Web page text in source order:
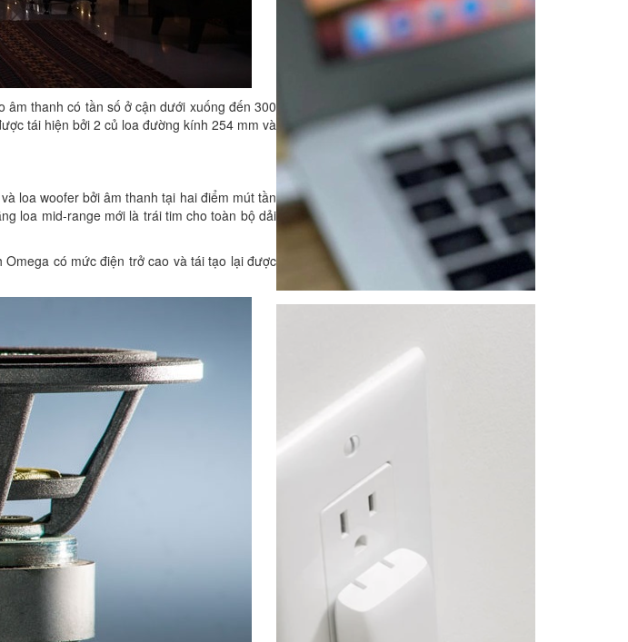
âm thanh có tần số ở cận dưới xuống đến 300
tái hiện bởi 2 củ loa đường kính 254 mm và
loa woofer bởi âm thanh tại hai điểm mút tần
loa mid-range mới là trái tim cho toàn bộ dải
có mức điện trở cao và tái tạo lại được